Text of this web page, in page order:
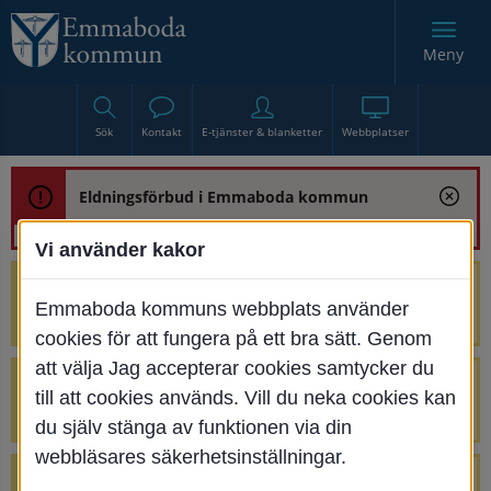
Sök Kontakt E-tjänster & blanketter Webbplatser
Meny
Eldningsförbud i Emmaboda kommun
renoveringen av Bjurbäcksbron
Tillfälliga avstängningar på Centrumtorget
v. 25-34
Vi använder kakor
Emmaboda kommuns webbplats använder
cookies för att fungera på ett bra sätt. Genom
att välja Jag accepterar cookies samtycker du
till att cookies används. Vill du neka cookies kan
du själv stänga av funktionen via din
webbläsares säkerhetsinställningar.